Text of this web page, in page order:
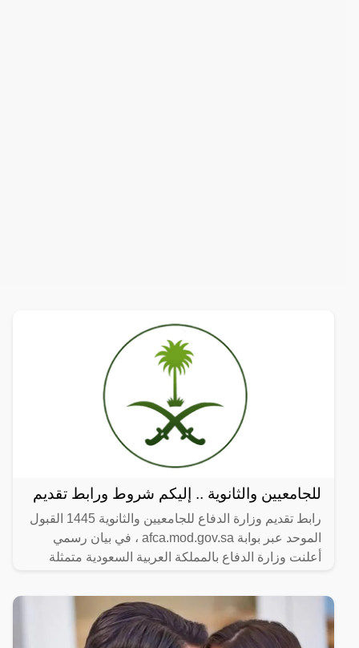
للجامعيين والثانوية .. إليكم شروط ورابط تقديم
رابط تقديم وزارة الدفاع للجامعيين والثانوية 1445 القبول
الموحد عبر بوابة afca.mod.gov.sa ، في بيان رسمي
أعلنت وزارة الدفاع بالمملكة العربية السعودية متمثلة